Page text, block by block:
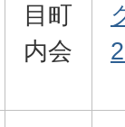
目町
内会